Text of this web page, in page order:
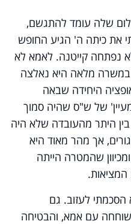
שלה עומד להתגשם,
את כיתה ה' הגיע החופש
נפתחה קייטנה. לאמא לא
במשרה מלאה היא נאלצה
היחידה שבאה
של ש"ס שהיה סמוך
היתר מהעובדה שלא היה
אך מהר מאוד היא
שהמטרה הייתה
הסכמתי לעזוב. גם
עם אמא, והבטיחה